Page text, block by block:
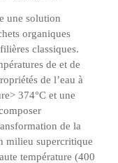
une solution
organiques
classiques.
de et de
de l’eau à
374°C et une
de la
milieu supercritique
température (400